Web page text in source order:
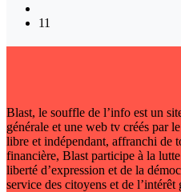
11
Blast, le souffle de l’info est un
générale et une web tv créés par
libre et indépendant, affranchi de
financière, Blast participe à la
liberté d’expression et de la
service des citoyens et de l’intérêt